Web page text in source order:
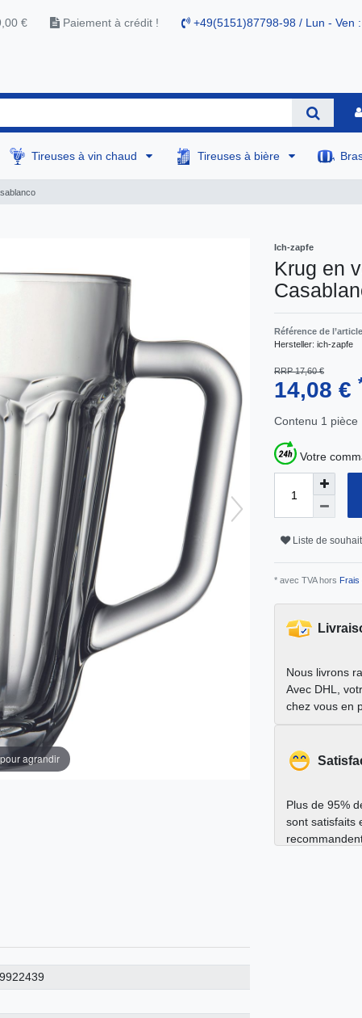
€ Paiement à crédit ! +49(5151)87798-98 / Lun - Ven
Tireuses à vin chaud Tireuses à bière
agrandir
Ich-zapfe
Krug en
Référence de l’article
Hersteller: ich-zapfe
RRP 17,60 €
14,08 €
Contenu 1 pièce
Votre
Liste de
* avec TVA hors Frais
Nous livrons
Avec DHL,
chez vous en
Plus de 95%
sont satisfaits